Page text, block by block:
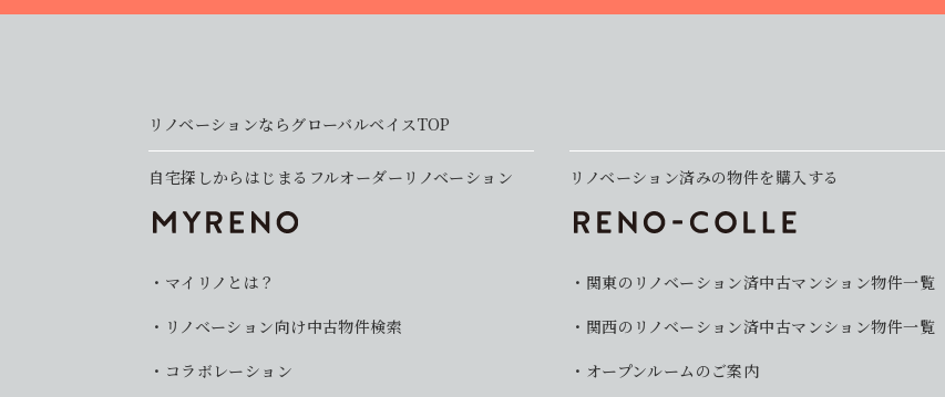
リノベーションならグローバルベイスTOP
自宅探しからはじまるフルオーダーリノベーション
マイリノとは？
リノベーション向け中古物件検索
コラボレーション
リノベーション済みの物件を購入する
関東のリノベーション済中古マンション物件一覧
関西のリノベーション済中古マンション物件一覧
オープンルームのご案内